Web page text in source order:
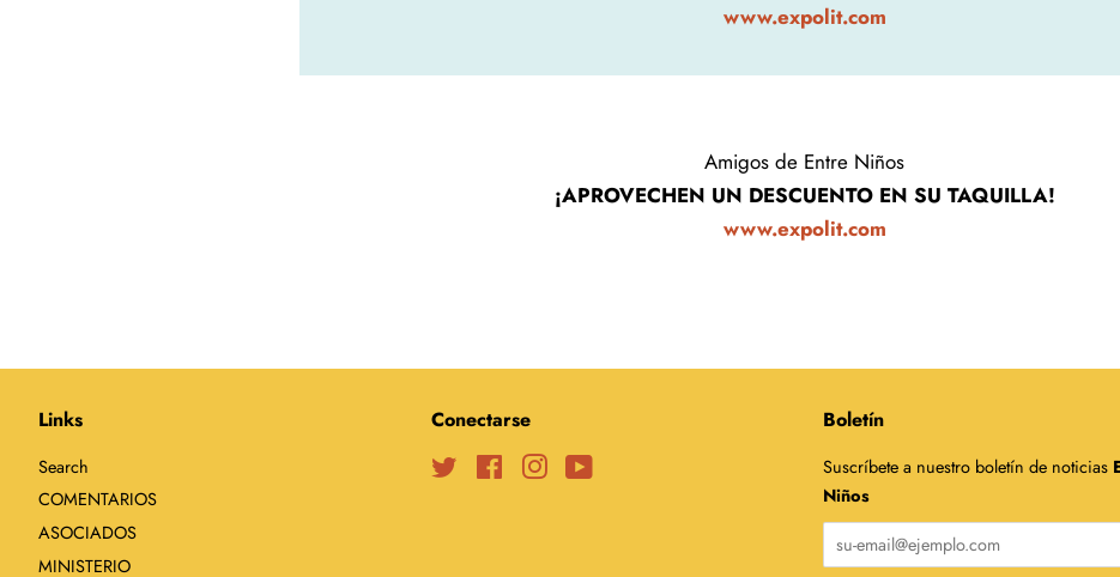
www.expolit.com
Amigos de Entre Niños
¡APROVECHEN UN DESCUENTO EN SU TAQUILLA!
www.expolit.com
Links
Search
COMENTARIOS
ASOCIADOS
MINISTERIO
Conectarse
Twitter FacebookInstagram
Boletín
Suscríbete a nuestro boletín de noticias
Niños